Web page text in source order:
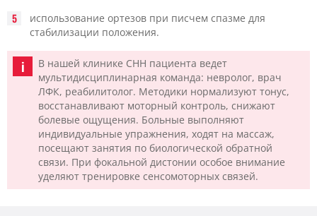
использование ортезов при писчем спазме для
стабилизации положения.
В нашей клинике CHH пациента ведет
мультидисциплинарная команда: невролог, врач
ЛФК, реабилитолог. Методики нормализуют тонус,
восстанавливают моторный контроль, снижают
болевые ощущения. Больные выполняют
индивидуальные упражнения, ходят на массаж,
посещают занятия по биологической обратной
связи. При фокальной дистонии особое внимание
уделяют тренировке сенсомоторных связей.